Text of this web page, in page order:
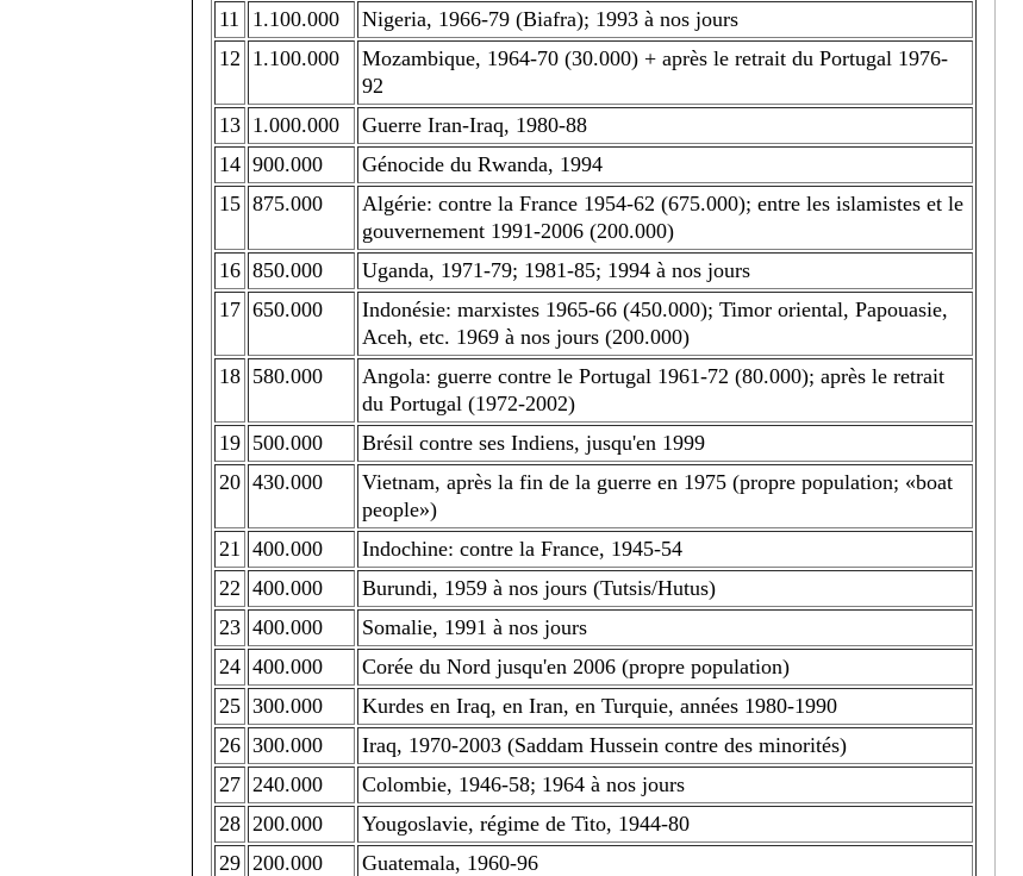
11
1.100.000
Nigeria, 1966-79 (Biafra); 1993 à nos jours
12 1.100.000
Mozambique, 1964-70 (30.000) + après le retrait du Portugal 1976-
92
13 1.000.000
Guerre Iran-Iraq, 1980-88
14 900.000
Génocide du Rwanda, 1994
15 875.000
Algérie: contre la France 1954-62 (675.000); entre les islamistes et le
gouvernement 1991-2006 (200.000)
16 850.000
Uganda, 1971-79; 1981-85; 1994 à nos jours
17 650.000
Indonésie: marxistes 1965-66 (450.000); Timor oriental, Papouasie,
Aceh, etc. 1969 à nos jours (200.000)
18 580.000
Angola: guerre contre le Portugal 1961-72 (80.000); après le retrait
du Portugal (1972-2002)
19 500.000
Brésil contre ses Indiens, jusqu'en 1999
20 430.000
Vietnam, après la fin de la guerre en 1975 (propre population; «boat
people»)
21 400.000
Indochine: contre la France, 1945-54
22 400.000
Burundi, 1959 à nos jours (Tutsis/Hutus)
23 400.000
Somalie, 1991 à nos jours
24 400.000
Corée du Nord jusqu'en 2006 (propre population)
25 300.000
Kurdes en Iraq, en Iran, en Turquie, années 1980-1990
26 300.000
Iraq, 1970-2003 (Saddam Hussein contre des minorités)
27 240.000
Colombie, 1946-58; 1964 à nos jours
28 200.000
Yougoslavie, régime de Tito, 1944-80
29 200.000
Guatemala, 1960-96